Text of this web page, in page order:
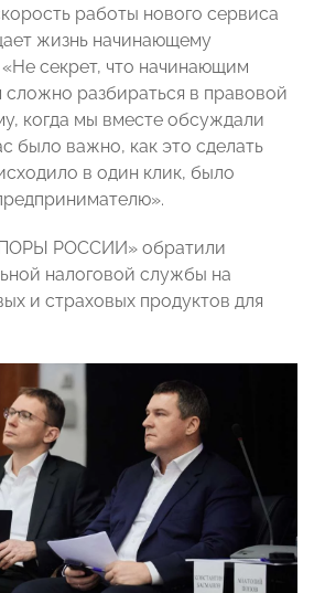
работы нового сервиса
жизнь начинающему
секрет, что начинающим
разбираться в правовой
когда мы вместе обсуждали
было важно, как это сделать
в один клик, было
РОССИИ» обратили
налоговой службы на
и страховых продуктов для